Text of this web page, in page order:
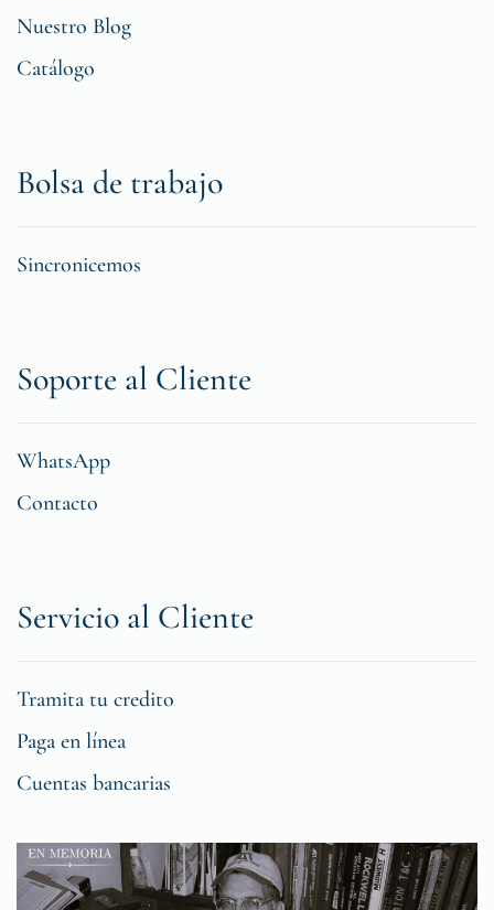
Nuestro Blog
Catálogo
Bolsa de trabajo
Sincronicemos
Soporte al Cliente
WhatsApp
Contacto
Servicio al Cliente
Tramita tu credito
Paga en línea
Cuentas bancarias